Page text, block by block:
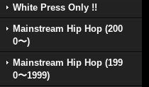
White Press Only !!
Mainstream Hip Hop (200
0〜)
Mainstream Hip Hop (199
0〜1999)